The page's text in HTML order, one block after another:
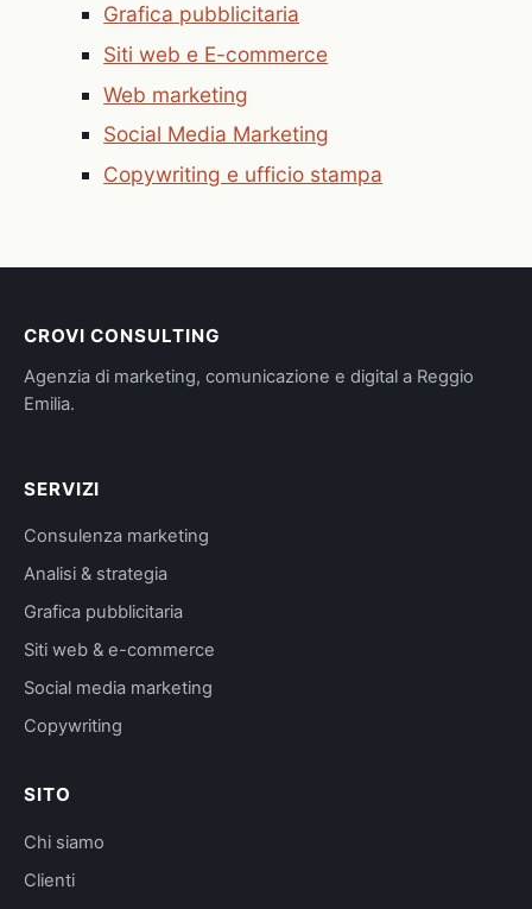
Grafica pubblicitaria
Siti web e E-commerce
Web marketing
Social Media Marketing
Copywriting e ufficio stampa
CROVI CONSULTING
Agenzia di marketing, comunicazione e digital a Reggio
Emilia.
SERVIZI
Consulenza marketing
Analisi & strategia
Grafica pubblicitaria
Siti web & e-commerce
Social media marketing
Copywriting
SITO
Chi siamo
Clienti